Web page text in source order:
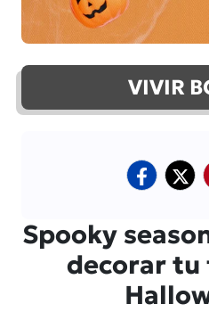
VIVIR
Spooky
decorar tu